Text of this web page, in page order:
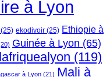
à Lyon
(25) ekodivoir (25) Ethiopie à
Guinée à Lyon (65)
lafriquealyon (119)
à Lyon (21) Mali à